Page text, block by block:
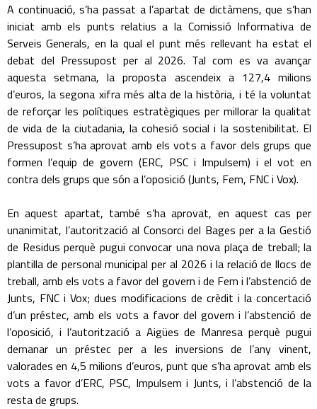
A continuació, s’ha passat a l’apartat de dictàmens, que s’han
iniciat amb els punts relatius a la Comissió Informativa de
Serveis Generals, en la qual el punt més rellevant ha estat el
debat del Pressupost per al 2026. Tal com es va avançar
aquesta setmana, la proposta ascendeix a 127,4 milions
d’euros, la segona xifra més alta de la història, i té la voluntat
de reforçar les polítiques estratègiques per millorar la qualitat
de vida de la ciutadania, la cohesió social i la sostenibilitat. El
Pressupost s’ha aprovat amb els vots a favor dels grups que
formen l’equip de govern (ERC, PSC i Impulsem) i el vot en
contra dels grups que són a l’oposició (Junts, Fem, FNC i Vox).
En aquest apartat, també s’ha aprovat, en aquest cas per
unanimitat, l’autorització al Consorci del Bages per a la Gestió
de Residus perquè pugui convocar una nova plaça de treball; la
plantilla de personal municipal per al 2026 i la relació de llocs de
treball, amb els vots a favor del govern i de Fem i l’abstenció de
Junts, FNC i Vox; dues modificacions de crèdit i la concertació
d’un préstec, amb els vots a favor del govern i l’abstenció de
l’oposició, i l’autorització a Aigües de Manresa perquè pugui
demanar un préstec per a les inversions de l’any vinent,
valorades en 4,5 milions d’euros, punt que s’ha aprovat amb els
vots a favor d’ERC, PSC, Impulsem i Junts, i l’abstenció de la
resta de grups.